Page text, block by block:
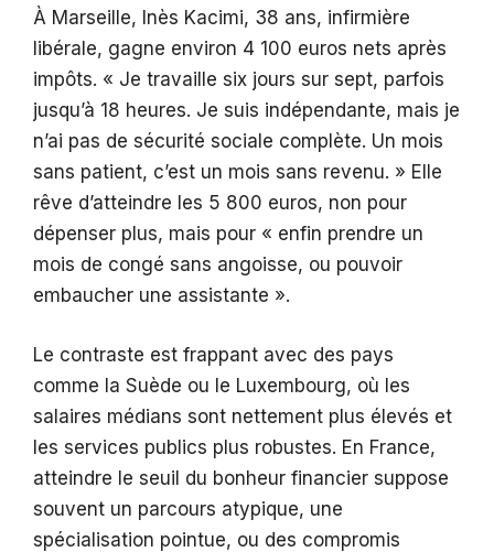
À Marseille, Inès Kacimi, 38 ans, infirmière
libérale, gagne environ 4 100 euros nets après
impôts. « Je travaille six jours sur sept, parfois
jusqu’à 18 heures. Je suis indépendante, mais je
n’ai pas de sécurité sociale complète. Un mois
sans patient, c’est un mois sans revenu. » Elle
rêve d’atteindre les 5 800 euros, non pour
dépenser plus, mais pour « enfin prendre un
mois de congé sans angoisse, ou pouvoir
embaucher une assistante ».
Le contraste est frappant avec des pays
comme la Suède ou le Luxembourg, où les
salaires médians sont nettement plus élevés et
les services publics plus robustes. En France,
atteindre le seuil du bonheur financier suppose
souvent un parcours atypique, une
spécialisation pointue, ou des compromis